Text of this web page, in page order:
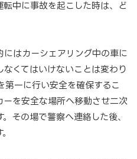
転中に事故を起こした時は、ど
にはカーシェアリング中の車に
くてはいけないことは変わり
第一に行い安全を確保するこ
ーを安全な場所へ移動させ二次
その場で警察へ連絡した後、